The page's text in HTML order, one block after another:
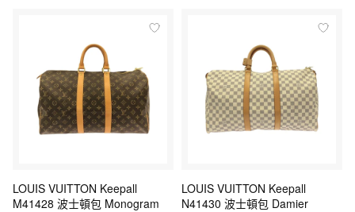
LOUIS VUITTON Keepall
M41428 波士頓包 Monogram
LOUIS VUITTON Keepall
N41430 波士頓包 Damier